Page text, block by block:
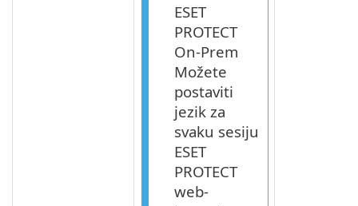
ESET
PROTECT
On-Prem
Možete
postaviti
jezik za
svaku sesiju
ESET
PROTECT
web-